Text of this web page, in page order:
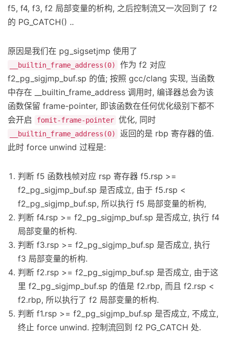
f5, f4, f3, f2 局部变量的析构, 之后控制流又一次回到了 f2
的 PG_CATCH() ..
原因是我们在 pg_sigsetjmp 使用了
__builtin_frame_address(0)
作为 f2 对应
f2_pg_sigjmp_buf.sp 的值; 按照 gcc/clang 实现, 当函数
中存在 __builtin_frame_address 调用时, 编译器总会为该
函数保留 frame-pointer, 即该函数在任何优化级别下都不
会开启
fomit-frame-pointer 优化, 同时
__builtin_frame_address(0)
返回的是 rbp 寄存器的值.
此时 force unwind 过程是:
判断 f5 函数栈帧对应 rsp 寄存器 f5.rsp >=
f2_pg_sigjmp_buf.sp 是否成立, 由于 f5.rsp <
f2_pg_sigjmp_buf.sp, 所以执行 f5 局部变量的析构,
判断 f4.rsp >= f2_pg_sigjmp_buf.sp 是否成立, 执行 f4
局部变量的析构.
判断 f3.rsp >= f2_pg_sigjmp_buf.sp 是否成立, 执行
f3 局部变量的析构.
判断 f2.rsp >= f2_pg_sigjmp_buf.sp 是否成立, 由于这
里 f2_pg_sigjmp_buf.sp 的值是 f2.rbp, 而且 f2.rsp <
f2.rbp, 所以执行了 f2 局部变量的析构.
判断 f1.rsp >= f2_pg_sigjmp_buf.sp 是否成立, 不成立,
终止 force unwind. 控制流回到 f2 PG_CATCH 处.